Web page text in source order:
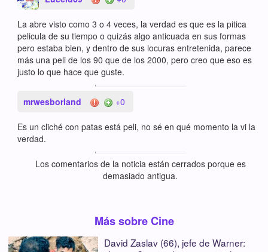
La abre visto como 3 o 4 veces, la verdad es que es la pitica
pelicula de su tiempo o quizás algo anticuada en sus formas
pero estaba bien, y dentro de sus locuras entretenida, parece
más una peli de los 90 que de los 2000, pero creo que eso es
justo lo que hace que guste.
mrwesborland +0
Es un cliché con patas está peli, no sé en qué momento la vi la
verdad.
Los comentarios de la noticia están cerrados porque es
demasiado antigua.
Más sobre Cine
David Zaslav (66), jefe de Warner: